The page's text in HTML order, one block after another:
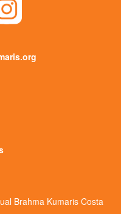
Brahma Kumaris Costa